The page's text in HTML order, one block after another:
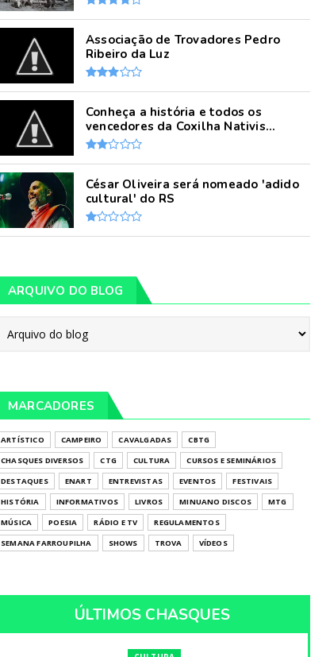
Associação de Trovadores Pedro
Ribeiro da Luz
Conheça a história e todos os
vencedores da Coxilha Nativis...
César Oliveira será nomeado 'adido
cultural' do RS
ARQUIVO DO BLOG
MARCADORES
ARTÍSTICO CAMPEIRO CAVALGADAS
CBTG
CHASQUES DIVERSOS
CTG CULTURA
CURSOS E SEMINÁRIOS
DESTAQUES
ENART ENTREVISTAS EVENTOS
FESTIVAIS
HISTÓRIA
INFORMATIVOS LIVROS MINUANO DISCOS
MTG
MÚSICA
POESIA RÁDIO E TV
REGULAMENTOS
SEMANA FARROUPILHA
SHOWS TROVA VÍDEOS
ÚLTIMOS CHASQUES